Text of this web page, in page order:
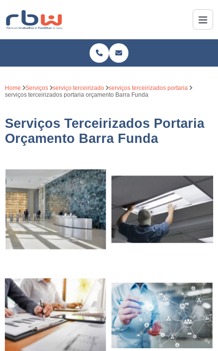
Home Serviços serviço terceirizado
serviços terceirizados portaria
serviços terceirizados portaria orçamento Barra Funda
Serviços Terceirizados Portaria
Orçamento Barra Funda